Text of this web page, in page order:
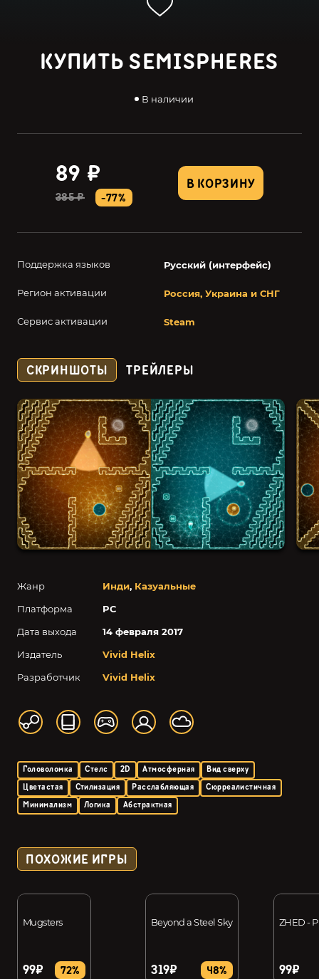
КУПИТЬ SEMISPHERES
В наличии
В КОРЗИНУ
89 ₽
385 ₽ -77%
Поддержка языков Русский (интерфейс)
Регион активации Россия, Украина и СНГ
Сервис активации Steam
Жанр Инди, Казуальные
Платформа
PC
Дата выхода
14 февраля 2017
Издатель
Vivid Helix
Разработчик
Vivid Helix
Головоломка Стелс 2D Атмосферная
Вид сверху
Цветастая
Стилизация Расслабляющая
Сюрреалистичная
Минимализм
Логика Абстрактная
СКРИНШОТЫ ТРЕЙЛЕРЫ
ПОХОЖИЕ ИГРЫ
Mugsters
99₽ 72%
Beyond a Steel Sky
319₽ 48%
ZHED -
99₽